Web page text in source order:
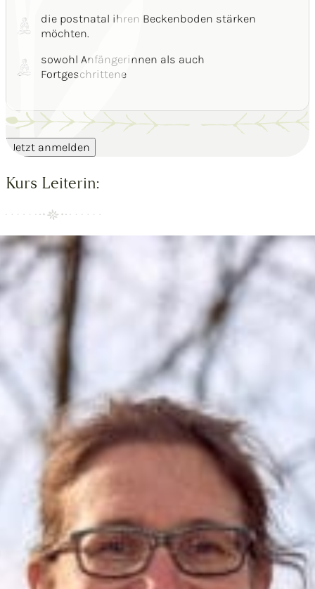
die postnatal ihren Beckenboden stärken
möchten.
sowohl Anfängerinnen als auch
Fortgeschrittene
Jetzt anmelden
Kurs Leiterin: